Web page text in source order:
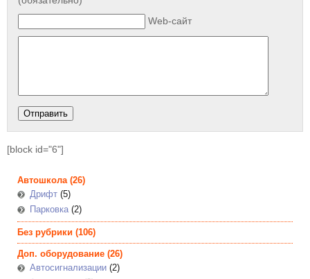
Web-сайт
[block id="6"]
Автошкола(26)
Дрифт (5)
Парковка(2)
Без рубрики (106)
Доп. оборудование (26)
Автосигнализации (2)